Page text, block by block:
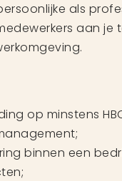
als
aan je
op minstens
binnen een